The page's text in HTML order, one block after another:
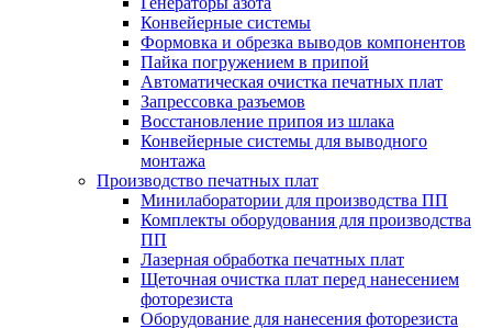
Конвейерные системы
Формовка и обрезка выводов компонентов
Пайка погружением в припой
Автоматическая очистка печатных плат
Запрессовка разъемов
Восстановление припоя из шлака
Конвейерные системы для выводного
монтажа
Производство печатных плат
Минилаборатории для производства ПП
Комплекты оборудования для производства
ПП
Лазерная обработка печатных плат
Щеточная очистка плат перед нанесением
фоторезиста
Оборудование для нанесения фоторезиста